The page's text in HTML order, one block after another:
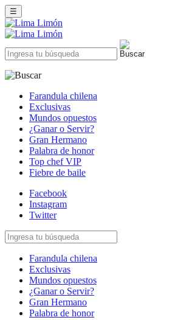
☰
Farandula chilena
Exclusivas
Mundos opuestos
¿Ganar o Servir?
Gran Hermano
Palabra de honor
Top chef VIP
Fiebre de baile
Facebook
Instagram
Twitter
Farandula chilena
Exclusivas
Mundos opuestos
¿Ganar o Servir?
Gran Hermano
Palabra de honor